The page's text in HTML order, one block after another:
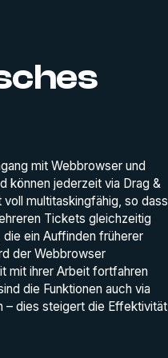
mit Webbrowser und
können jederzeit via Drag &
multitaskingfähig, so dass
Tickets gleichzeitig
ein Auffinden früherer
der Webbrowser
mit ihrer Arbeit fortfahren
die Funktionen auch via
– dies steigert die Effektivität